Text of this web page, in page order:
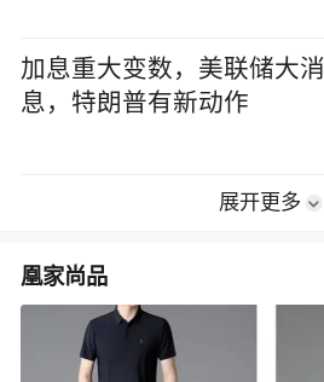
加息重大变数，美联储大消
息，特朗普有新动作
展开更多
凰家尚品